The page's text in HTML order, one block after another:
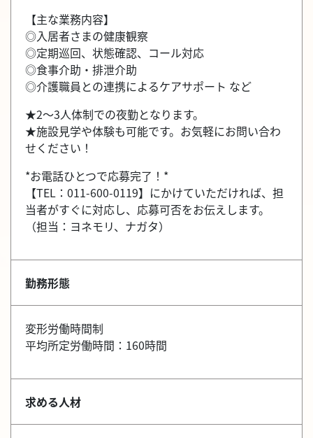
【主な業務内容】
◎入居者さまの健康観察
◎定期巡回、状態確認、コール対応
◎食事介助・排泄介助
◎介護職員との連携によるケアサポート など
★2～3人体制での夜勤となります。
★施設見学や体験も可能です。お気軽にお問い合わ
せください！
*お電話ひとつで応募完了！*
【TEL：011-600-0119】にかけていただければ、担
当者がすぐに対応し、応募可否をお伝えします。
（担当：ヨネモリ、ナガタ）
勤務形態
変形労働時間制
平均所定労働時間：160時間
求める人材